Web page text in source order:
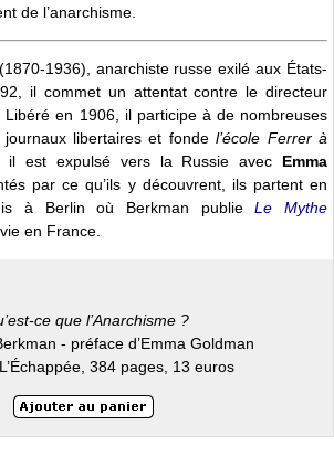
de l’anarchisme.
(1870-1936), anarchiste russe exilé aux États-
il commet un attentat contre le directeur
Libéré en 1906, il participe à de nombreuses
journaux libertaires et fondel’école Ferrer à
il est expulsé vers la Russie avec Emma
par ce qu’ils y découvrent, ils partent en
à Berlin où Berkman publieLe Mythe
en France.
ce que l’Anarchisme ?
- préface d’Emma Goldman
384 pages, 13 euros